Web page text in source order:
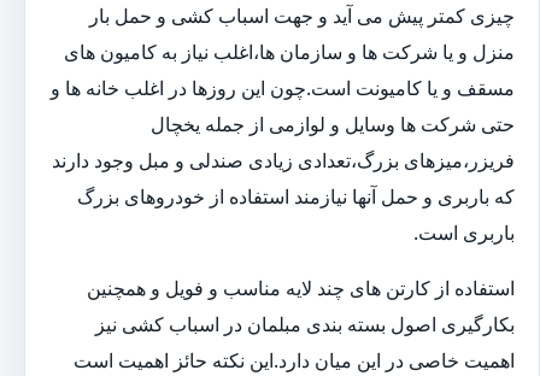
چیزی کمتر پیش می آید و جهت اسباب کشی و حمل بار
منزل و یا شرکت ها و سازمان ها،اغلب نیاز به کامیون های
مسقف و یا کامیونت است.چون این روزها در اغلب خانه ها و
حتی شرکت ها وسایل و لوازمی از جمله یخچال
فریزر،میزهای بزرگ،تعدادی زیادی صندلی و مبل وجود دارند
که باربری و حمل آنها نیازمند استفاده از خودروهای بزرگ
باربری است.
استفاده از کارتن های چند لایه مناسب و فویل و همچنین
بکارگیری اصول بسته بندی مبلمان در اسباب کشی نیز
اهمیت خاصی در این میان دارد.این نکته حائز اهمیت است